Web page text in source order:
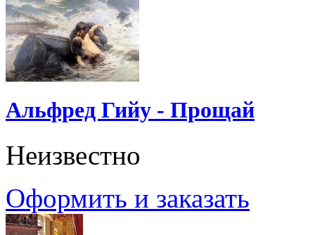
Альфред Гийу - Прощай
Неизвестно
Оформить и заказать